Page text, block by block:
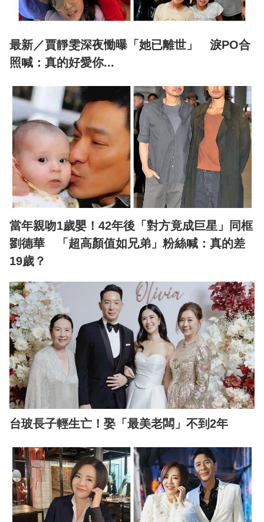
最新／賈靜雯深夜慟曝「她已離世」 淚PO合
照喊：真的好愛你...
當年親吻1歲嬰！42年後「對方竟成巨星」同框
劉德華 「超高顏值如兄弟」粉絲喊：真的差
19歲？
台玻長子輕生亡！娶「最美老闆」不到2年